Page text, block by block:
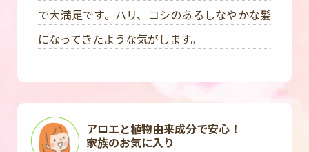
で大満足です。ハリ、コシのあるしなやかな髪
になってきたような気がします。
アロエと植物由来成分で安心！
家族のお気に入り